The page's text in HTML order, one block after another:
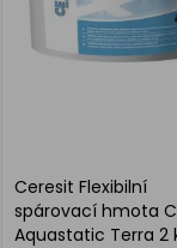
Ceresit Flexibilní
spárovací hmota
Aquastatic Terra 2